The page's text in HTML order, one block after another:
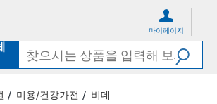
마이페이지
미용/건강가전 비데